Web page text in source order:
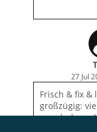
27 Jul
Frisch & fix &
großzügig:
wunderbare